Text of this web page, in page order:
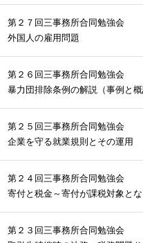
第２７回三事務所合同勉強会
外国人の雇用問題
第２６回三事務所合同勉強会
暴力団排除条例の解説（事例と
第２５回三事務所合同勉強会
企業を守る就業規則とその運用
第２４回三事務所合同勉強会
寄付と税金～寄付が課税対象と
第２３回三事務所合同勉強会